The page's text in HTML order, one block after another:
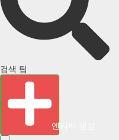
검색 팁
엔티티 생성